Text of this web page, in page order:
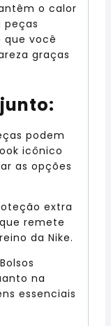
o calor
peças
que você
graças
podem
icônico
as opções
extra
remete
da Nike.
Bolsos
na
essenciais